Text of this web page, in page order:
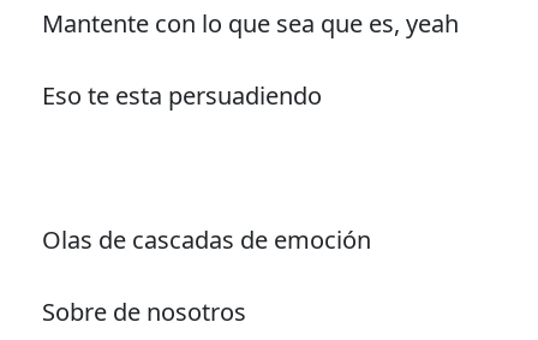
Mantente con lo que sea que es, yeah
Eso te esta persuadiendo
Olas de cascadas de emoción
Sobre de nosotros